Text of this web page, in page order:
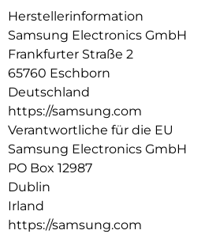
Herstellerinformation
Samsung Electronics GmbH
Frankfurter Straße 2
65760 Eschborn
Deutschland
https://samsung.com
Verantwortliche für die EU
Samsung Electronics GmbH
PO Box 12987
Dublin
Irland
https://samsung.com